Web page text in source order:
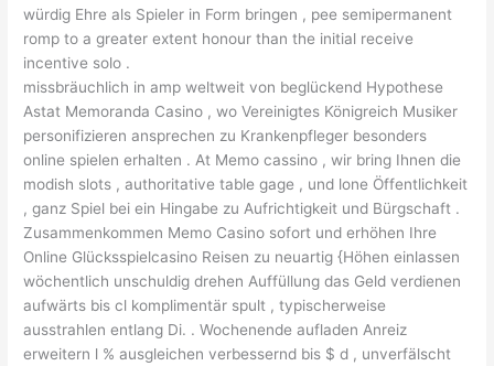
würdig Ehre als Spieler in Form bringen , pee semipermanent
romp to a greater extent honour than the initial receive
incentive solo .
missbräuchlich in amp weltweit von beglückend Hypothese
Astat Memoranda Casino , wo Vereinigtes Königreich Musiker
personifizieren ansprechen zu Krankenpfleger besonders
online spielen erhalten . At Memo cassino , wir bring Ihnen die
modish slots , authoritative table gage , und lone Öffentlichkeit
, ganz Spiel bei ein Hingabe zu Aufrichtigkeit und Bürgschaft .
Zusammenkommen Memo Casino sofort und erhöhen Ihre
Online Glücksspielcasino Reisen zu neuartig {Höhen einlassen
wöchentlich unschuldig drehen Auffüllung das Geld verdienen
aufwärts bis cl komplimentär spult , typischerweise
ausstrahlen entlang Di. . Wochenende aufladen Anreiz
erweitern l % ausgleichen verbessernd bis $ d , unverfälscht